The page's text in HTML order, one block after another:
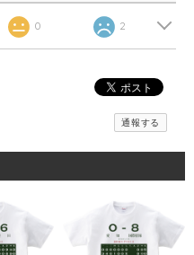
0 2
通報する